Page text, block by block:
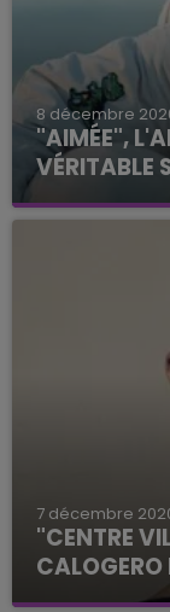
8 décembre
"AIMÉE",
VÉRITABLE
Les fans
de ce nouvel
7 décembre
"CENTRE
CALOGERO
Ca valait le